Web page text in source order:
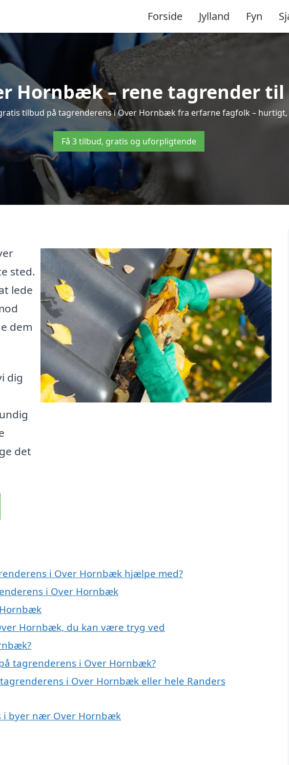
Forside Jylland Fyn
Hornbæk – rene tagrender
tilbud på tagrenderens i Over Hornbæk fra erfarne fagfolk –
Få 3 tilbud, gratis og uforpligtende
sted.
lede
dem
dig
det
i Over Hornbæk hjælpe med?
i Over Hornbæk
Hornbæk, du kan være tryg ved
tagrenderens i Over Hornbæk?
i Over Hornbæk eller hele Randers
i byer nær Over Hornbæk